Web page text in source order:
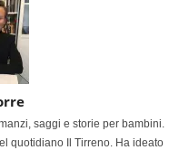
saggi e storie per bambini.
quotidiano Il Tirreno. Ha ideato